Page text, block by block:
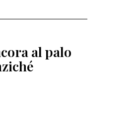
al palo